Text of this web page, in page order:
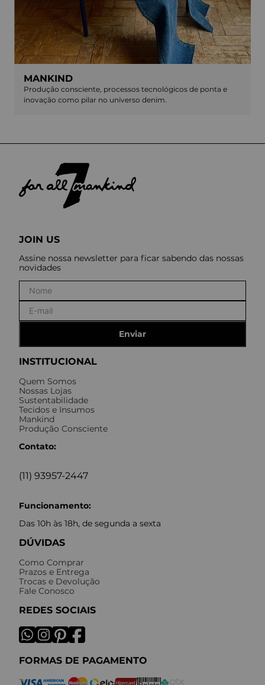
MANKIND
Produção consciente, processos tecnológicos de ponta e
inovação como pilar no universo denim.
INSTITUCIONAL
Quem Somos
Nossas Lojas
Sustentabilidade
Tecidos e Insumos
Mankind
Produção Consciente
Contato:
(11) 93957-2447
Funcionamento:
Das 10h às 18h, de segunda a sexta
DÚVIDAS
Como Comprar
Prazos e Entrega
Trocas e Devolução
Fale Conosco
REDES SOCIAIS
FORMAS DE PAGAMENTO
JOIN US
Assine nossa newsletter para ficar sabendo das nossas
novidades
Enviar